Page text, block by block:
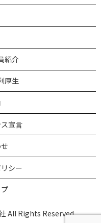
紹介
厚生
宣言
シー
All Rights Reserved.